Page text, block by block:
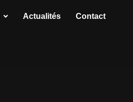
Actualités Contact